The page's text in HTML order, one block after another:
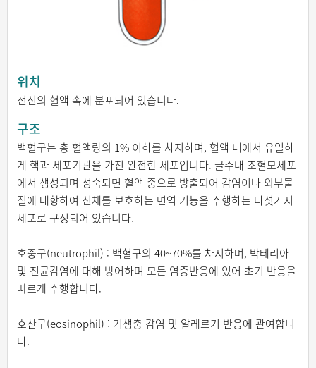
위치
전신의 혈액 속에 분포되어 있습니다.
구조
백혈구는 총 혈액량의 1% 이하를 차지하며, 혈액 내에서 유일하
게 핵과 세포기관을 가진 완전한 세포입니다. 골수내 조혈모세포
에서 생성되며 성숙되면 혈액 중으로 방출되어 감염이나 외부물
질에 대항하여 신체를 보호하는 면역 기능을 수행하는 다섯가지
세포로 구성되어 있습니다.
호중구(neutrophil) : 백혈구의 40~70%를 차지하며, 박테리아
및 진균감염에 대해 방어하며 모든 염증반응에 있어 초기 반응을
빠르게 수행합니다.
호산구(eosinophil) : 기생충 감염 및 알레르기 반응에 관여합니
다.